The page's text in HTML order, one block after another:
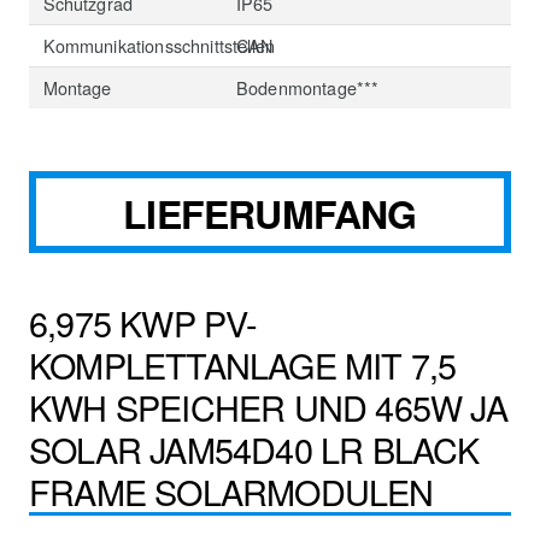
Kommunikationsschnittstellen
CAN
Montage
Bodenmontage***
LIEFERUMFANG
6,975 KWP PV-
KOMPLETTANLAGE MIT 7,5
KWH SPEICHER UND 465W JA
SOLAR JAM54D40 LR BLACK
FRAME SOLARMODULEN